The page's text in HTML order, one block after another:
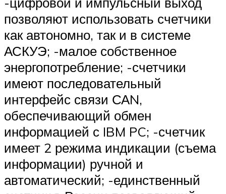
позволяют использовать счетчики
как автономно, так и в системе
АСКУЭ; -малое собственное
энергопотребление; -счетчики
имеют последовательный
интерфейс связи САN,
обеспечивающий обмен
информацией с IBM PC; -счетчик
имеет 2 режима индикации (съема
информации) ручной и
автоматический; -единственный